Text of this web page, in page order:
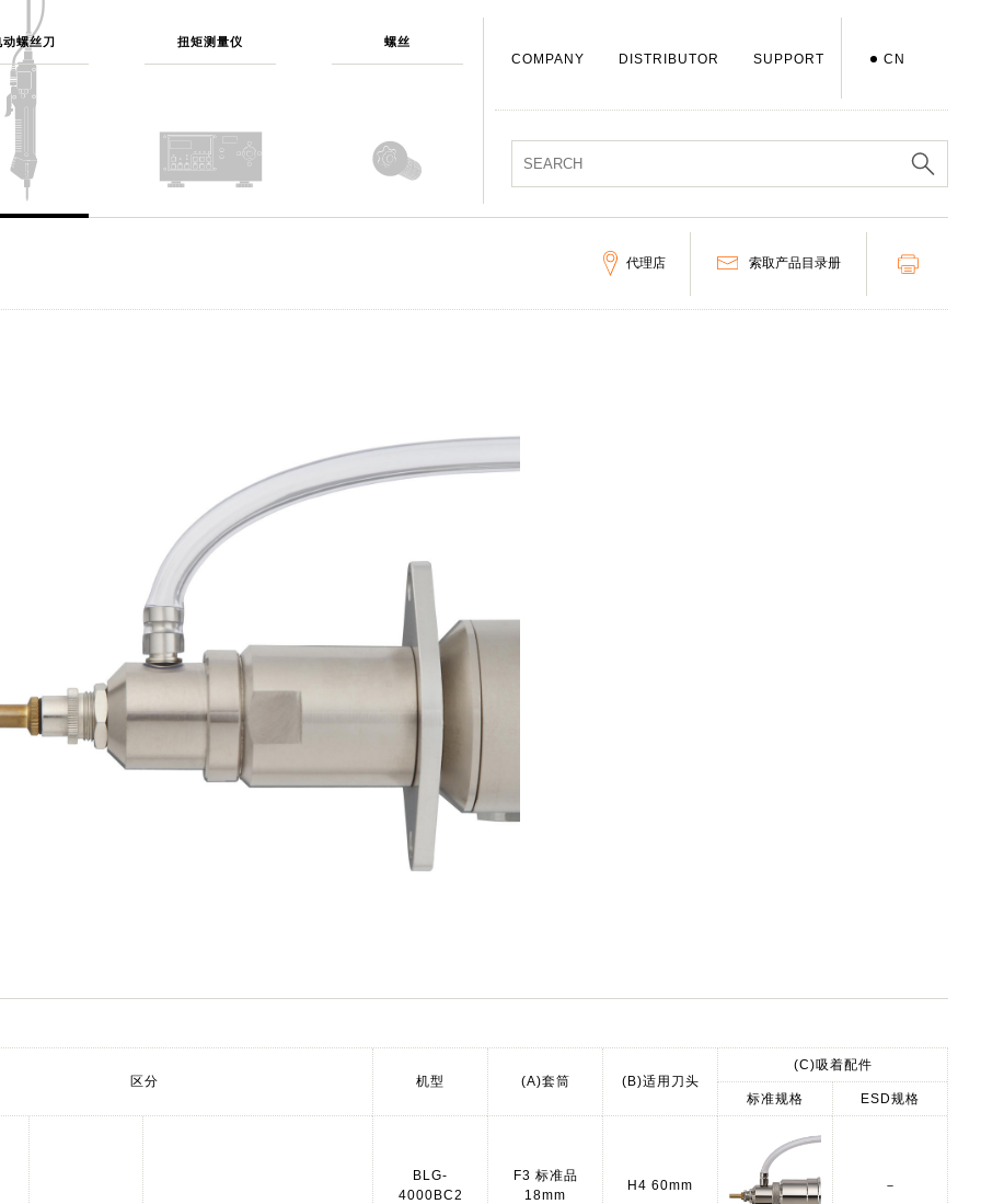
动螺丝刀 扭矩测量仪 螺丝
COMPANY DISTRIBUTOR SUPPORT CN
代理店 索取产品目录册
区分 机型 (A)套筒 (B)适用刀头
(C)吸着配件
标准规格 ESD规格
BLG-
4000BC2
F3 标准品
18mm
H4 60mm －